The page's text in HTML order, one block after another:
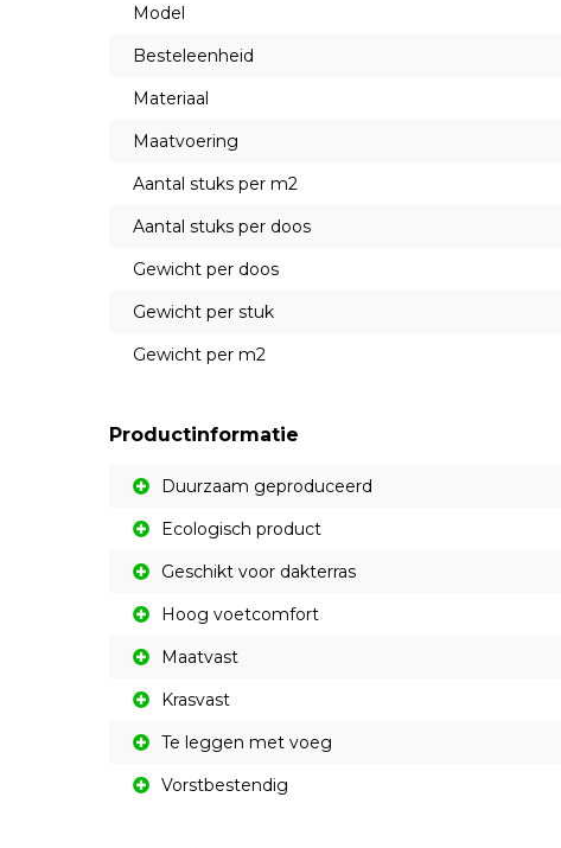
Model
Besteleenheid
Materiaal
Maatvoering
Aantal stuks per m2
Aantal stuks per doos
Gewicht per doos
Gewicht per stuk
Gewicht per m2
Productinformatie
Duurzaam geproduceerd
Ecologisch product
Geschikt voor dakterras
Hoog voetcomfort
Maatvast
Krasvast
Te leggen met voeg
Vorstbestendig